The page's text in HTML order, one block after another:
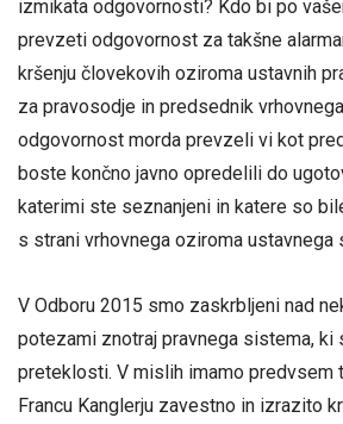
izmikata odgovornosti? Kdo bi po
prevzeti odgovornost za takšne
kršenju človekovih oziroma ustavnih
za pravosodje in predsednik
odgovornost morda prevzeli vi kot
boste končno javno opredelili do
katerimi ste seznanjeni in katere so
s strani vrhovnega oziroma ustavnega
V Odboru 2015 smo zaskrbljeni nad
potezami znotraj pravnega sistema,
preteklosti. V mislih imamo predvsem
Francu Kanglerju zavestno in izrazito